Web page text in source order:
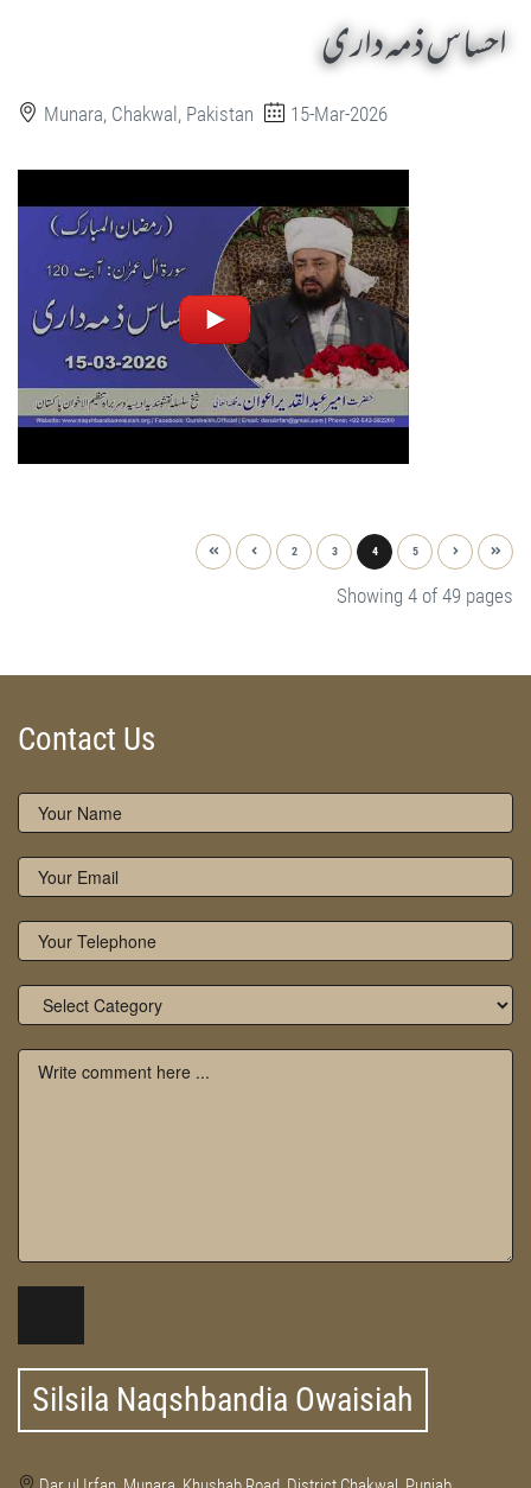
احساس ذمہ داری
Munara, Chakwal, Pakistan 15-Mar-2026
2 3 4 5
Showing 4 of 49 pages
Contact Us
Silsila Naqshbandia Owaisiah